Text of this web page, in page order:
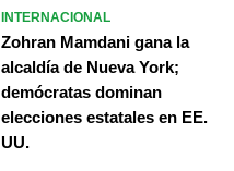
INTERNACIONAL
Zohran Mamdani gana la
alcaldía de Nueva York;
demócratas dominan
elecciones estatales en EE.
UU.